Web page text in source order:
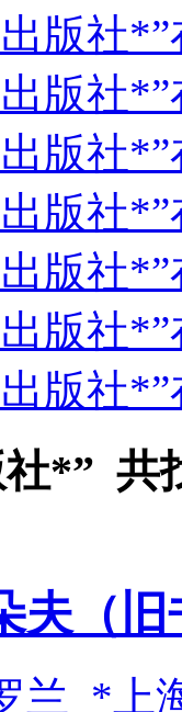
版社
版社
版社
版社
版社
版社
版社
*” 共
夫（旧
兰
*上